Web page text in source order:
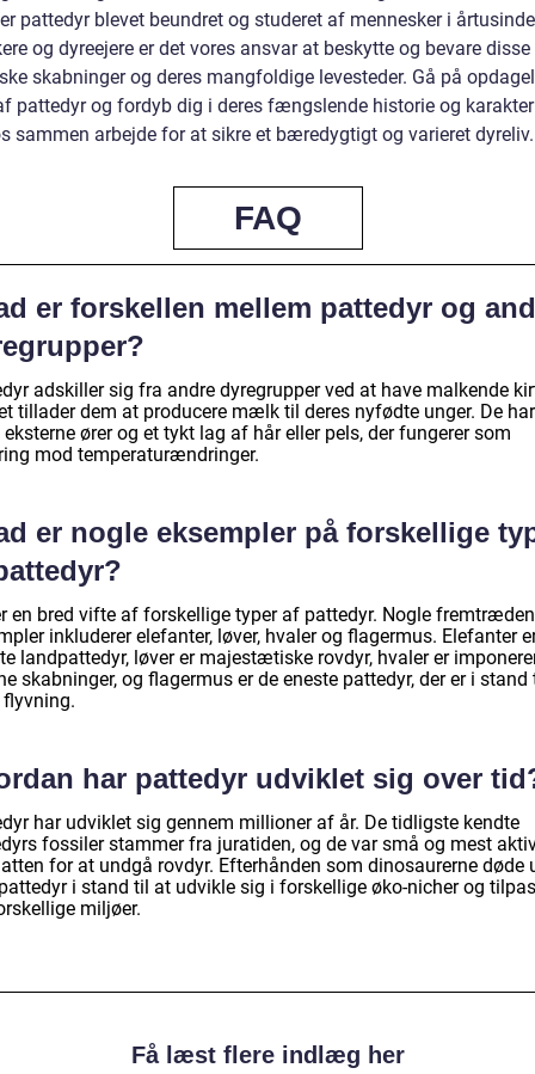
pattedyr blevet beundret og studeret af mennesker i
og dyreejere er det vores ansvar at beskytte og bevare disse
skabninger og deres mangfoldige levesteder. Gå på
pattedyr og fordyb dig i deres fængslende historie og
sammen arbejde for at sikre et bæredygtigt og varieret dyreliv.
FAQ
er forskellen mellem pattedyr og
adskiller sig fra andre dyregrupper ved at have malkende
tillader dem at producere mælk til deres nyfødte unger. De har
ører og et tykt lag af hår eller pels, der fungerer som
mod temperaturændringer.
er nogle eksempler på forskellige
en bred vifte af forskellige typer af pattedyr. Nogle
inkluderer elefanter, løver, hvaler og flagermus. Elefanter
landpattedyr, løver er majestætiske rovdyr, hvaler er
skabninger, og flagermus er de eneste pattedyr, der er i stand
har pattedyr udviklet sig over
har udviklet sig gennem millioner af år. De tidligste kendte
fossiler stammer fra juratiden, og de var små og mest
for at undgå rovdyr. Efterhånden som dinosaurerne døde
i stand til at udvikle sig i forskellige øko-nicher og
miljøer.
Få læst flere indlæg her